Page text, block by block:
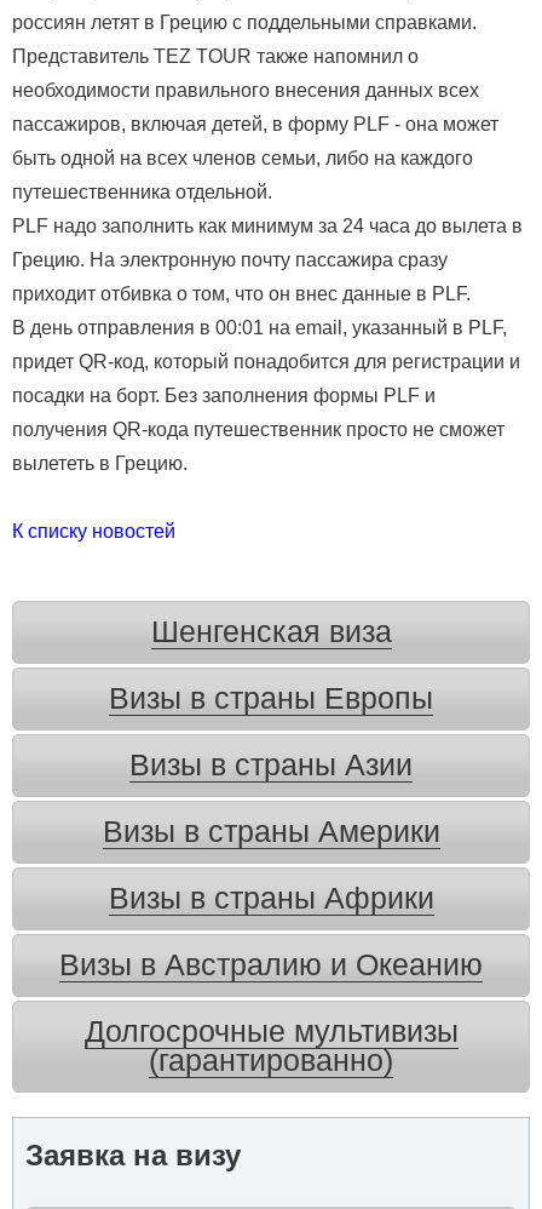
россиян летят в Грецию с поддельными справками.
Представитель TEZ TOUR также напомнил о
необходимости правильного внесения данных всех
пассажиров, включая детей, в форму PLF - она может
быть одной на всех членов семьи, либо на каждого
путешественника отдельной.
PLF надо заполнить как минимум за 24 часа до вылета в
Грецию. На электронную почту пассажира сразу
приходит отбивка о том, что он внес данные в PLF.
В день отправления в 00:01 на email, указанный в PLF,
придет QR-код, который понадобится для регистрации и
посадки на борт. Без заполнения формы PLF и
получения QR-кода путешественник просто не сможет
вылететь в Грецию.
К списку новостей
Шенгенская виза
Визы в страны Европы
Визы в страны Азии
Визы в страны Америки
Визы в страны Африки
Визы в Австралию и Океанию
Долгосрочные мультивизы
(гарантированно)
Заявка на визу